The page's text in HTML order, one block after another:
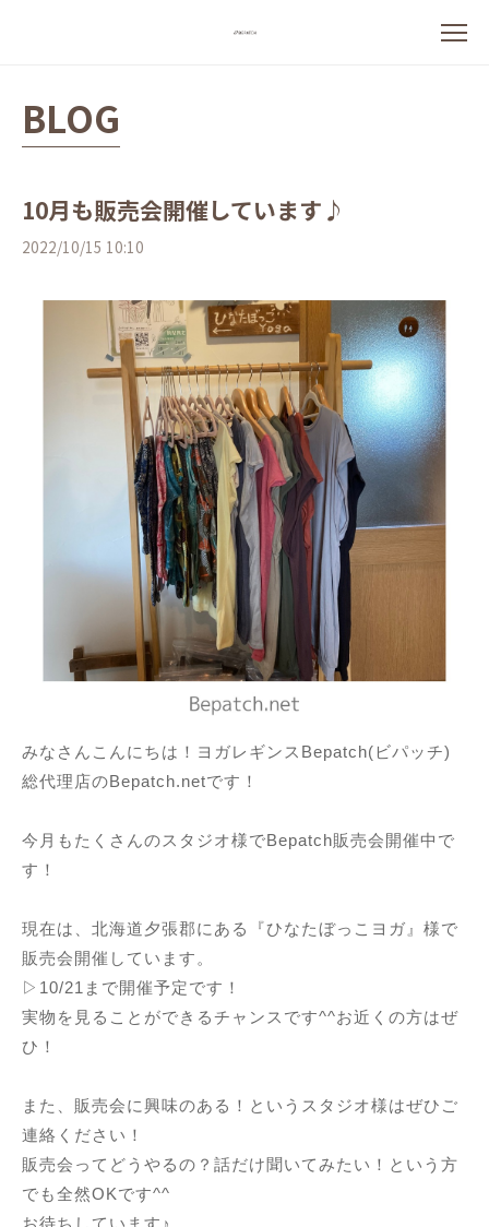
BLOG
10月も販売会開催しています♪
2022/10/15 10:10
みなさんこんにちは！ヨガレギンスBepatch(ビパッチ)
総代理店のBepatch.netです！
今月もたくさんのスタジオ様でBepatch販売会開催中で
す！
現在は、北海道夕張郡にある『ひなたぼっこヨガ』様で
販売会開催しています。
▷10/21まで開催予定です！
実物を見ることができるチャンスです^^お近くの方はぜ
ひ！
また、販売会に興味のある！というスタジオ様はぜひご
連絡ください！
販売会ってどうやるの？話だけ聞いてみたい！という方
でも全然OKです^^
お待ちしています♪